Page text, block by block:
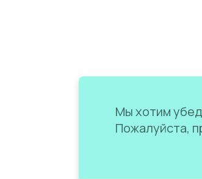
Мы хотим
Пожалуйста,